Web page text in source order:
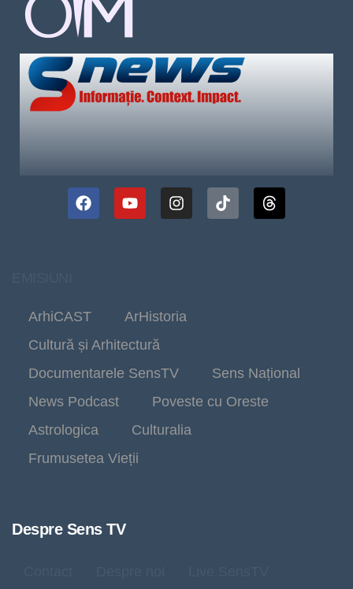
ArhiCAST
ArHistoria
Cultură și Arhitectură
Documentarele SensTV
Sens Național
News Podcast
Poveste cu Oreste
Astrologica
Culturalia
Frumusetea Vieții
Despre Sens TV